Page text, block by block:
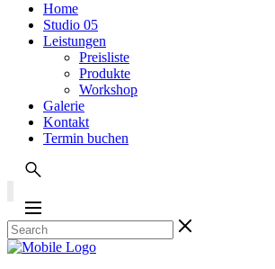
Home
Studio 05
Leistungen
Preisliste
Produkte
Workshop
Galerie
Kontakt
Termin buchen